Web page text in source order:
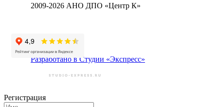
2009-2026 АНО ДПО «Центр К»
Разработано в Студии «Экспресс»
Регистрация